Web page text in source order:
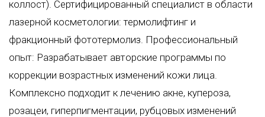
коллост). Сертифицированный специалист в области
лазерной косметологии: термолифтинг и
фракционный фототермолиз. Профессиональный
опыт: Разрабатывает авторские программы по
коррекции возрастных изменений кожи лица.
Комплексно подходит к лечению акне, купероза,
розацеи, гиперпигментации, рубцовых изменений